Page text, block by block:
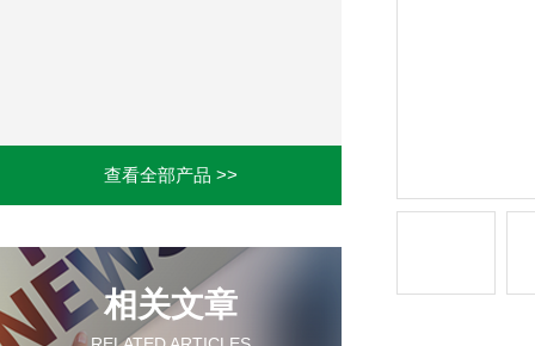
查看全部产品 >>
相关文章